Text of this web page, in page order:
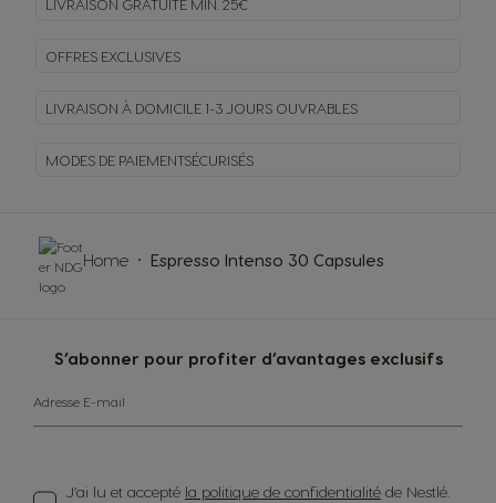
LIVRAISON GRATUITE MIN. 25€
OFFRES EXCLUSIVES
LIVRAISON À DOMICILE 1-3 JOURS OUVRABLES
MODES DE PAIEMENTSÉCURISÉS
S’abonner pour profiter d’avantages exclusifs
Adresse E-mail
J’ai lu et accepté la politique de confidentialité de Nestlé.
Home Espresso Intenso 30 Capsules